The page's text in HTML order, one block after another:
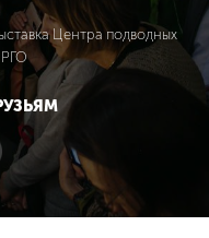
Центра подводных